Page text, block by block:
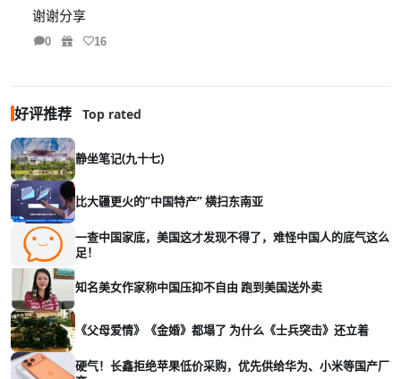
谢谢分享
0 16
好评推荐 Top rated
静坐笔记(九十七)
比大疆更火的“中国特产” 横扫东南亚
一查中国家底，美国这才发现不得了，难怪中国人的底气这么
足！
知名美女作家称中国压抑不自由 跑到美国送外卖
《父母爱情》《金婚》都塌了 为什么《士兵突击》还立着
硬气！长鑫拒绝苹果低价采购，优先供给华为、小米等国产厂